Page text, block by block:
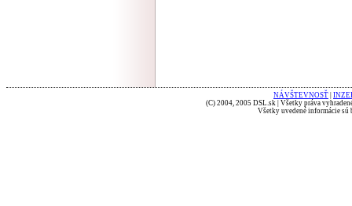
NÁVŠTEVNOSŤ
(C) 2004, 2005 DSL.sk | Všetky práva
Všetky uvedené informácie sú